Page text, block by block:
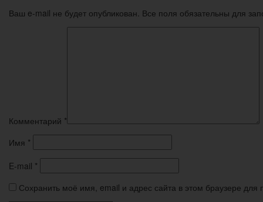
Ваш e-mail не будет опубликован. Все поля обязательны для
Комментарий *
Имя *
E-mail *
Сохранить моё имя, email и адрес сайта в этом браузере